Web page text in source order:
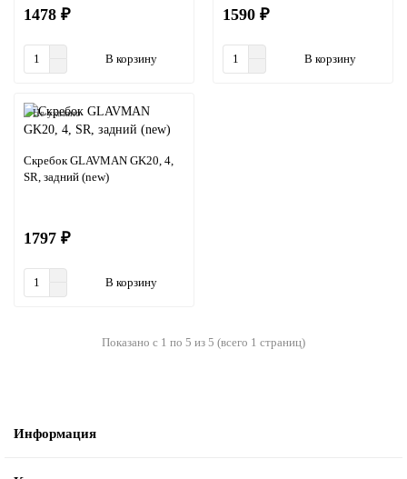
1478 ₽
В корзину
1590 ₽
В корзину
Не указано
Скребок GLAVMAN GK20, 4,
SR, задний (new)
1797 ₽
В корзину
Показано с 1 по 5 из 5 (всего 1 страниц)
Информация